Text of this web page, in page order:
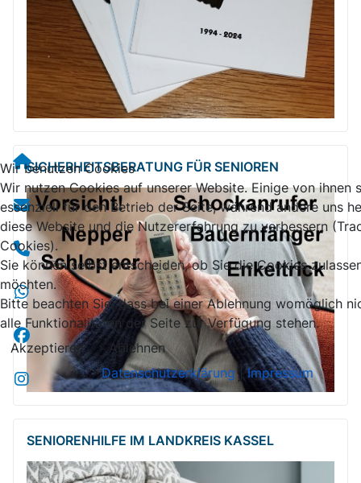
SICHERHEITSBE­RATUNG FÜR SENIOREN
SENIORENHILFE IM LANDKREIS KASSEL
Wir benutzen Cookies
Wir nutzen Cookies auf unserer Website. Einige von ihnen
essenziell für den Betrieb der Seite, während andere uns
diese Website und die Nutzererfahrung zu verbessern
Cookies).
Sie können selbst entscheiden, ob Sie die Cookies
möchten.
Bitte beachten Sie, dass bei einer Ablehnung womöglich
alle Funktionalitäten der Seite zur Verfügung stehen.
Akzeptieren
Ablehnen
Datenschutzerklärung|Impressum